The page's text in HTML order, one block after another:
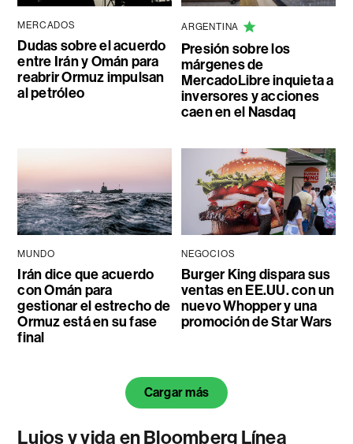
MERCADOS
Dudas sobre el acuerdo
entre Irán y Omán para
reabrir Ormuz impulsan
al petróleo
ARGENTINA
Presión sobre los
márgenes de
MercadoLibre inquieta a
inversores y acciones
caen en el Nasdaq
MUNDO
Irán dice que acuerdo
con Omán para
gestionar el estrecho de
Ormuz está en su fase
final
NEGOCIOS
Burger King dispara sus
ventas en EE.UU. con un
nuevo Whopper y una
promoción de Star Wars
Cargar más
Lujos y vida en Bloomberg Línea